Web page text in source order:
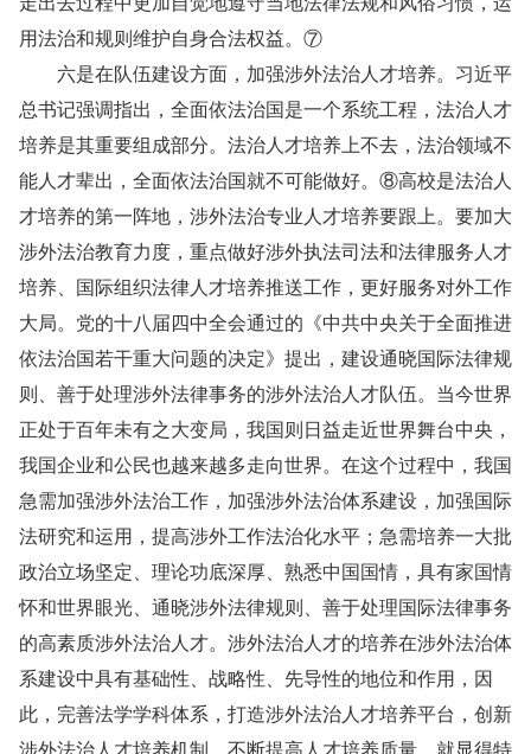
用法治和规则维护自身合法权益。⑦
六是在队伍建设方面，加强涉外法治人才培养。习近平
总书记强调指出，全面依法治国是一个系统工程，法治人才
培养是其重要组成部分。法治人才培养上不去，法治领域不
能人才辈出，全面依法治国就不可能做好。⑧高校是法治人
才培养的第一阵地，涉外法治专业人才培养要跟上。要加大
涉外法治教育力度，重点做好涉外执法司法和法律服务人才
培养、国际组织法律人才培养推送工作，更好服务对外工作
大局。党的十八届四中全会通过的《中共中央关于全面推进
依法治国若干重大问题的决定》提出，建设通晓国际法律规
则、善于处理涉外法律事务的涉外法治人才队伍。当今世界
正处于百年未有之大变局，我国则日益走近世界舞台中央，
我国企业和公民也越来越多走向世界。在这个过程中，我国
急需加强涉外法治工作，加强涉外法治体系建设，加强国际
法研究和运用，提高涉外工作法治化水平；急需培养一大批
政治立场坚定、理论功底深厚、熟悉中国国情，具有家国情
怀和世界眼光、通晓涉外法律规则、善于处理国际法律事务
的高素质涉外法治人才。涉外法治人才的培养在涉外法治体
系建设中具有基础性、战略性、先导性的地位和作用，因
此，完善法学学科体系，打造涉外法治人才培养平台，创新
涉外法治人才培养机制，不断提高人才培养质量，就显得特